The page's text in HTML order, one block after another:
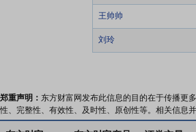
王帅帅
刘玲
郑重声明： 东方财富网发布此信息的目的在于传播更
性、完整性、有效性、及时性、原创性等。相关信息